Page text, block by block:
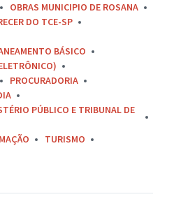
OBRAS MUNICIPIO DE ROSANA
DO TCE-SP
BÁSICO
PROCURADORIA
PÚBLICO E TRIBUNAL DE
TURISMO